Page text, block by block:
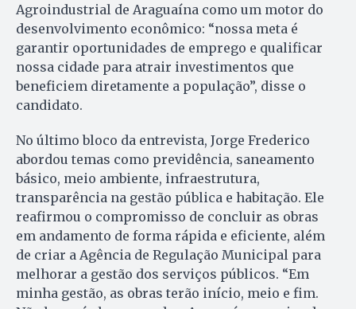
Agroindustrial de Araguaína como um motor do
desenvolvimento econômico: “nossa meta é
garantir oportunidades de emprego e qualificar
nossa cidade para atrair investimentos que
beneficiem diretamente a população”, disse o
candidato.
No último bloco da entrevista, Jorge Frederico
abordou temas como previdência, saneamento
básico, meio ambiente, infraestrutura,
transparência na gestão pública e habitação. Ele
reafirmou o compromisso de concluir as obras
em andamento de forma rápida e eficiente, além
de criar a Agência de Regulação Municipal para
melhorar a gestão dos serviços públicos. “Em
minha gestão, as obras terão início, meio e fim.